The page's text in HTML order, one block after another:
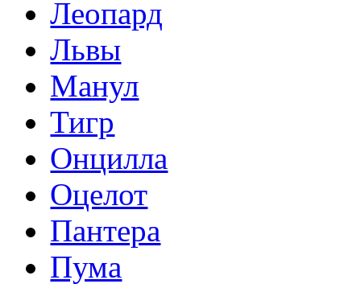
Леопард
Львы
Манул
Тигр
Онцилла
Оцелот
Пантера
Пума